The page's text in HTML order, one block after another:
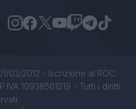
03/2012 - Iscrizione al ROC:
10938501219 - Tutti i diritti